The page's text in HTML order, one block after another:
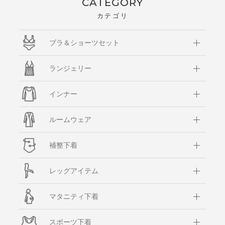
CATEGORY
カテゴリ
ブラ＆ショーツセット
ランジェリー
インナー
ルームウェア
補整下着
レッグアイテム
マタニティ下着
スポーツ下着